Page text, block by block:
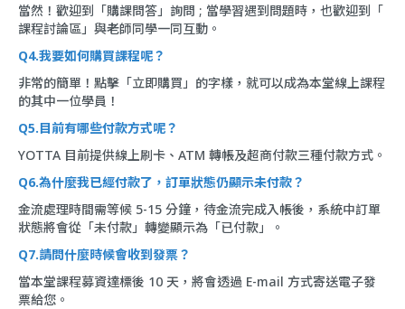
當然！歡迎到「購課問答」詢問 ; 當學習遇到問題時，也歡迎到「
課程討論區」與老師同學一同互動。
Q4.我要如何購買課程呢？
非常的簡單！點擊「立即購買」的字樣，就可以成為本堂線上課程
的其中一位學員！
Q5.目前有哪些付款方式呢？
YOTTA 目前提供線上刷卡、ATM 轉帳及超商付款三種付款方式。
Q6.為什麼我已經付款了，訂單狀態仍顯示未付款？
金流處理時間需等候 5-15 分鐘，待金流完成入帳後，系統中訂單
狀態將會從「未付款」轉變顯示為「已付款」。
Q7.請問什麼時候會收到發票？
當本堂課程募資達標後 10 天，將會透過 E-mail 方式寄送電子發
票給您。